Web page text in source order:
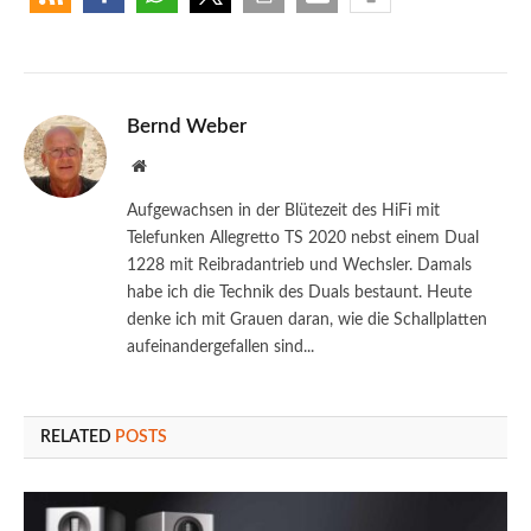
Bernd Weber
Website
Aufgewachsen in der Blütezeit des HiFi mit
Telefunken Allegretto TS 2020 nebst einem Dual
1228 mit Reibradantrieb und Wechsler. Damals
habe ich die Technik des Duals bestaunt. Heute
denke ich mit Grauen daran, wie die Schallplatten
aufeinandergefallen sind...
RELATED POSTS